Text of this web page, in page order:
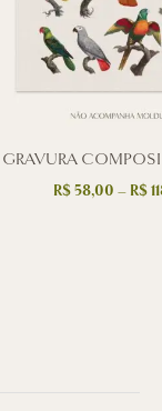
GRAVURA
R$58,00 – R$